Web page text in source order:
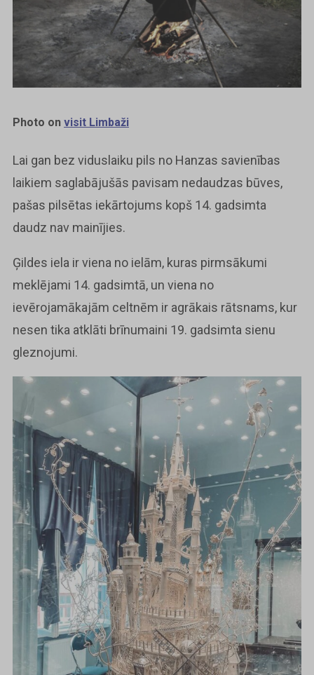
Photo on visit Limbaži
Lai gan bez viduslaiku pils no Hanzas savienības
laikiem saglabājušās pavisam nedaudzas būves,
pašas pilsētas iekārtojums kopš 14. gadsimta
daudz nav mainījies.
Ģildes iela ir viena no ielām, kuras pirmsākumi
meklējami 14. gadsimtā, un viena no
ievērojamākajām celtnēm ir agrākais rātsnams, kur
nesen tika atklāti brīnumaini 19. gadsimta sienu
gleznojumi.